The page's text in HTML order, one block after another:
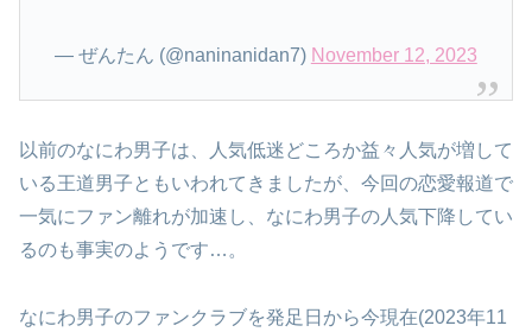
— ぜんたん (@naninanidan7) November 12, 2023
以前のなにわ男子は、人気低迷どころか益々人気が増して
いる王道男子ともいわれてきましたが、今回の恋愛報道で
一気にファン離れが加速し、なにわ男子の人気下降してい
るのも事実のようです…。
なにわ男子のファンクラブを発足日から今現在(2023年11